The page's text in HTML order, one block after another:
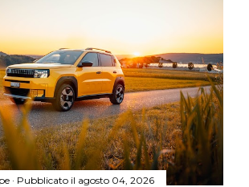
Pubblicato il agosto 04, 2026